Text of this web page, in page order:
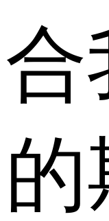
合
的